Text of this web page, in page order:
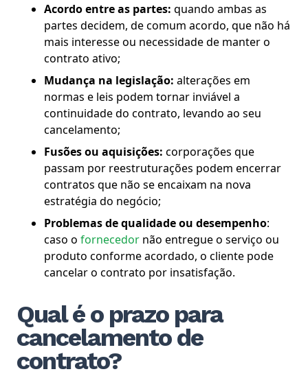
Acordo entre as partes: quando ambas as
partes decidem, de comum acordo, que não há
mais interesse ou necessidade de manter o
contrato ativo;
Mudança na legislação: alterações em
normas e leis podem tornar inviável a
continuidade do contrato, levando ao seu
cancelamento;
Fusões ou aquisições: corporações que
passam por reestruturações podem encerrar
contratos que não se encaixam na nova
estratégia do negócio;
Problemas de qualidade ou desempenho:
caso o fornecedor não entregue o serviço ou
produto conforme acordado, o cliente pode
cancelar o contrato por insatisfação.
Qual é o prazo para
cancelamento de
contrato?